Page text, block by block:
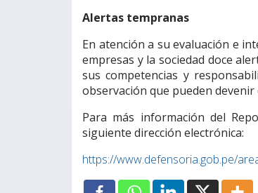
Alertas tempranas
En atención a su evaluación e
empresas y la sociedad doce
sus competencias y
observación que pueden devenir
Para más información del
siguiente dirección electrónica:
https://www.defensoria.gob.pe/